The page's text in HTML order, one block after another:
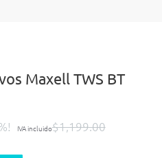
Maxell TWS BT
$1,199.00
IVA incluido